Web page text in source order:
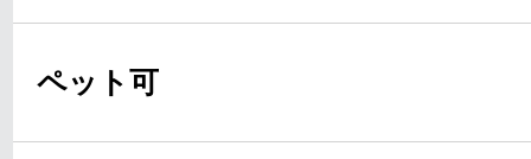
ペット可